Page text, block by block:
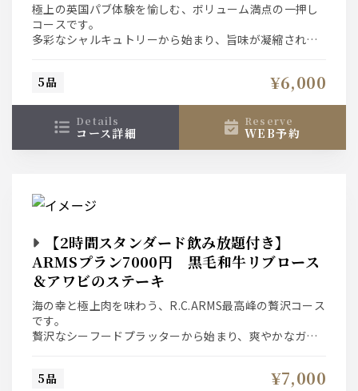
極上の英国パブ体験を愉しむ、ボリューム満点の一押し
コースです。
多彩なシャルキュトリーから始まり、旨味が凝縮された
メインは肉汁溢れるジューシーな自家製ローストビー
〆の特製ケジャリーまで、伝統とトレンドが融合した絶
品料理をお酒と共に。
5品 ¥6,000
details
コース詳細
reserve
WEB予約
【2時間スタンダード飲み放題付き】
ARMSプラン7000円 黒毛和牛リブロース
＆アワビのステーキ
海の幸と極上肉を味わう、R.C.ARMS最高峰の贅沢コース
です。
贅沢なシーフードプラッターから始まり、爽やかなガー
メインは黒毛和牛とアワビが競演する至高のダブルステ
5品 ¥7,000